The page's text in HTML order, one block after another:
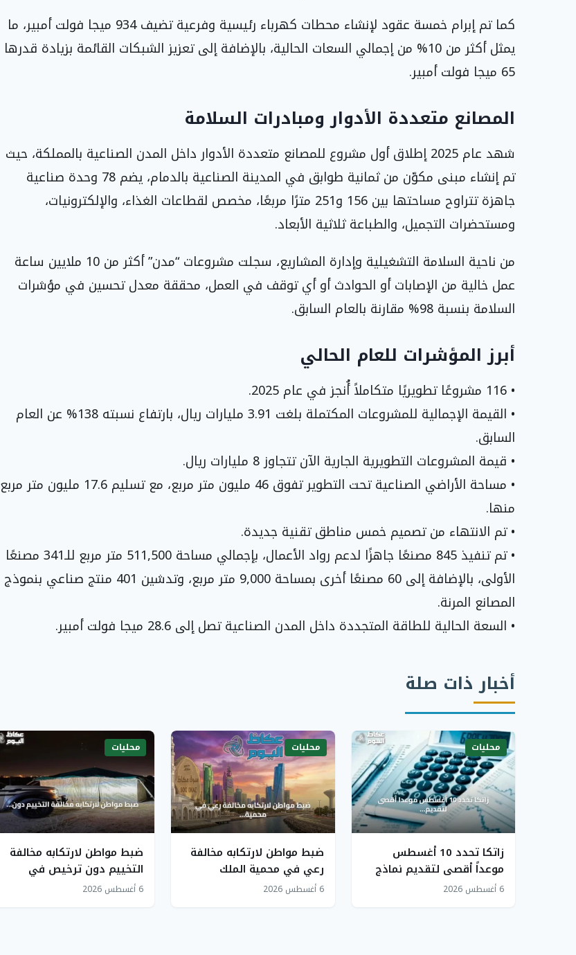
كما تم إبرام خمسة عقود لإنشاء محطات كهرباء رئيسية وفرعية تضيف 934 ميجا فولت أمبير، ما
يمثل أكثر من 10% من إجمالي السعات الحالية، بالإضافة إلى تعزيز الشبكات القائمة بزيادة قدرها
65 ميجا فولت أمبير.
المصانع متعددة الأدوار ومبادرات السلامة
شهد عام 2025 إطلاق أول مشروع للمصانع متعددة الأدوار داخل المدن الصناعية بالمملكة، حيث
تم إنشاء مبنى مكوّن من ثمانية طوابق في المدينة الصناعية بالدمام، يضم 78 وحدة صناعية
جاهزة تتراوح مساحتها بين 156 و251 مترًا مربعًا، مخصص لقطاعات الغذاء، والإلكترونيات،
ومستحضرات التجميل، والطباعة ثلاثية الأبعاد.
من ناحية السلامة التشغيلية وإدارة المشاريع، سجلت مشروعات “مدن” أكثر من 10 ملايين ساعة
عمل خالية من الإصابات أو الحوادث أو أي توقف في العمل، محققة معدل تحسين في مؤشرات
السلامة بنسبة 98% مقارنة بالعام السابق.
أبرز المؤشرات للعام الحالي
• 116 مشروعًا تطويريًا متكاملاً أُنجز في عام 2025.
• القيمة الإجمالية للمشروعات المكتملة بلغت 3.91 مليارات ريال، بارتفاع نسبته 138% عن العام
السابق.
• قيمة المشروعات التطويرية الجارية الآن تتجاوز 8 مليارات ريال.
• مساحة الأراضي الصناعية تحت التطوير تفوق 46 مليون متر مربع، مع تسليم 17.6 مليون متر مربع
منها.
• تم الانتهاء من تصميم خمس مناطق تقنية جديدة.
• تم تنفيذ 845 مصنعًا جاهزًا لدعم رواد الأعمال، بإجمالي مساحة 511,500 متر مربع للـ341 مصنعًا
الأولى، بالإضافة إلى 60 مصنعًا أخرى بمساحة 9,000 متر مربع، وتدشين 401 منتج صناعي بنموذج
المصانع المرنة.
• السعة الحالية للطاقة المتجددة داخل المدن الصناعية تصل إلى 28.6 ميجا فولت أمبير.
أخبار ذات صلة
محليات
زاتكا تحدد 10 أغسطس
موعداً أقصى لتقديم نماذج
استقطاع الضريبة عن يوليو
6 أغسطس 2026
محليات
ضبط مواطن لارتكابه مخالفة
رعي في محمية الملك
عبدالعزيز الملكية
6 أغسطس 2026
محليات
ضبط مواطن لارتكابه مخالفة
التخييم دون ترخيص في
محمية الإمام فيصل بن تركي
6 أغسطس 2026